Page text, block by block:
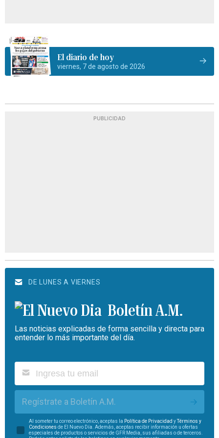
El diario de hoy
viernes, 7 de agosto de 2026
PUBLICIDAD
DE LUNES A VIERNES
Boletín A.M.
Las noticias explicadas de forma sencilla y directa para
entender lo más importante del día.
Regístrate a Boletín A.M.
Al someter tu correo electrónico, aceptas la Política de Privacidad y
Términos y
Condiciones de El Nuevo Día. Además, aceptas recibir información u ofertas
especiales de productos o servicios de GFR Media, sus afiliadas o de terceros.